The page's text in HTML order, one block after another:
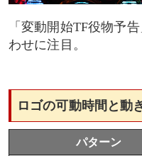
「変動開始TF役物予
わせに注目。
ロゴの可動時間と動
パターン